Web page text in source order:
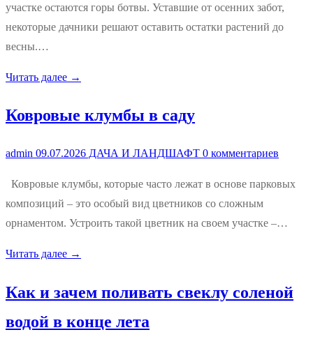
участке остаются горы ботвы. Уставшие от осенних забот,
некоторые дачники решают оставить остатки растений до
весны.…
Читать далее →
Ковровые клумбы в саду
admin 09.07.2026 ДАЧА И ЛАНДШАФТ 0 комментариев
Ковровые клумбы, которые часто лежат в основе парковых
композиций – это особый вид цветников со сложным
орнаментом. Устроить такой цветник на своем участке –…
Читать далее →
Как и зачем поливать свеклу соленой
водой в конце лета